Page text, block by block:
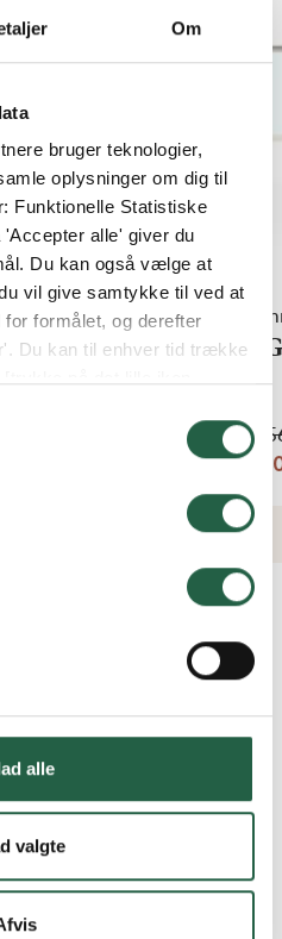
Om
bruger teknologier,
oplysninger om dig til
Funktionelle Statistiske
alle' giver du
Du kan også vælge at
vil give samtykke til ved at
formålet, og derefter
Du kan til enhver tid trække
og andre teknologier,
alle
valgte
i specialmål?
og spejlvendt?